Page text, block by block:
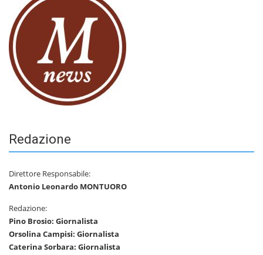
Redazione
Direttore Responsabile:
Antonio Leonardo MONTUORO
Redazione:
Pino Brosio: Giornalista
Orsolina Campisi: Giornalista
Caterina Sorbara: Giornalista